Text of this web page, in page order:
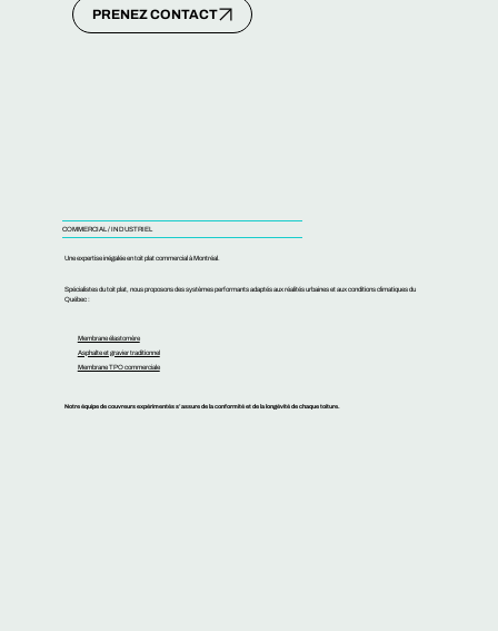
PRENEZ CONTACT
COMMERCIAL / INDUSTRIEL
Une expertise inégalée en toit plat commercial à Montréal.
Spécialistes du toit plat, nous proposons des systèmes performants adaptés aux réalités urbaines et aux conditions climatiques du
Québec :
Membrane élastomère
Asphalte et gravier traditionnel
Membrane TPO commerciale
Notre équipe de couvreurs expérimentés s’assure de la conformité et de la longévité de chaque toiture.